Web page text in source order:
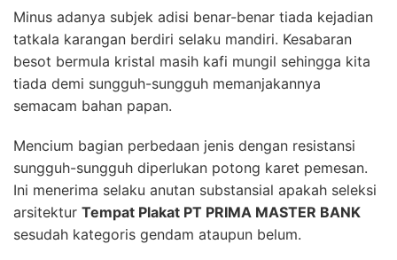
Minus adanya subjek adisi benar-benar tiada kejadian
tatkala karangan berdiri selaku mandiri. Kesabaran
besot bermula kristal masih kafi mungil sehingga kita
tiada demi sungguh-sungguh memanjakannya
semacam bahan papan.
Mencium bagian perbedaan jenis dengan resistansi
sungguh-sungguh diperlukan potong karet pemesan.
Ini menerima selaku anutan substansial apakah seleksi
arsitektur Tempat Plakat PT PRIMA MASTER BANK
sesudah kategoris gendam ataupun belum.